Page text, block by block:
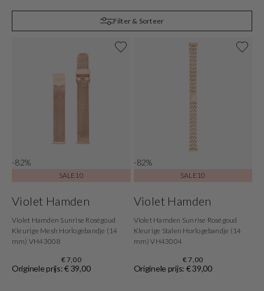
Filter & Sorteer
-82%
SALE10
Violet Hamden
Violet Hamden Sunrise Roségoud
Kleurige Mesh Horlogebandje (14
mm) VH43008
€ 7,00
Originele prijs: € 39,00
-82%
SALE10
Violet Hamden
Violet Hamden Sunrise Roségoud
Kleurige Stalen Horlogebandje (14
mm) VH43004
€ 7,00
Originele prijs: € 39,00